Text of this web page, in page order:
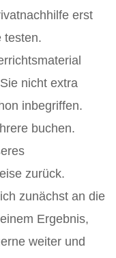
erst
testen.
nicht extra
inbegriffen.
buchen.
zurück.
zunächst an die
Ergebnis,
weiter und